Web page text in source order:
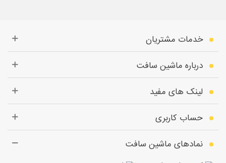
خدمات مشتریان
درباره ماشین سافت
لینک های مفید
حساب کاربری
نمادهای ماشین سافت